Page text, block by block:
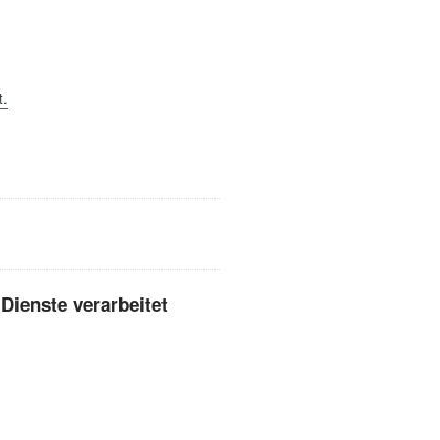
verarbeitet